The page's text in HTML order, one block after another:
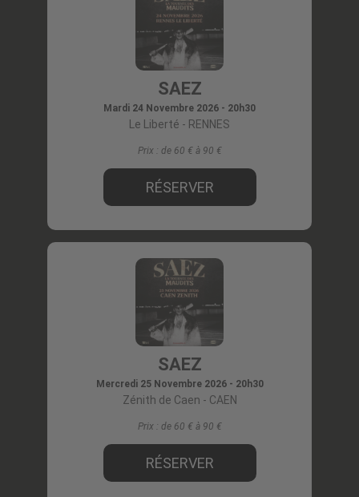
SAEZ
Mardi 24 Novembre 2026 - 20h30
Le Liberté - RENNES
Prix : de 60 € à 90
RÉSERVER
SAEZ
Mercredi 25 Novembre 2026 - 20h30
Zénith de Caen - CAEN
Prix : de 60 € à 90
RÉSERVER